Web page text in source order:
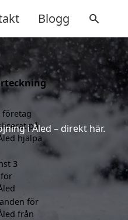
Blogg
i Åled – direkt här.
företag
på
hjälpa
3
för
från